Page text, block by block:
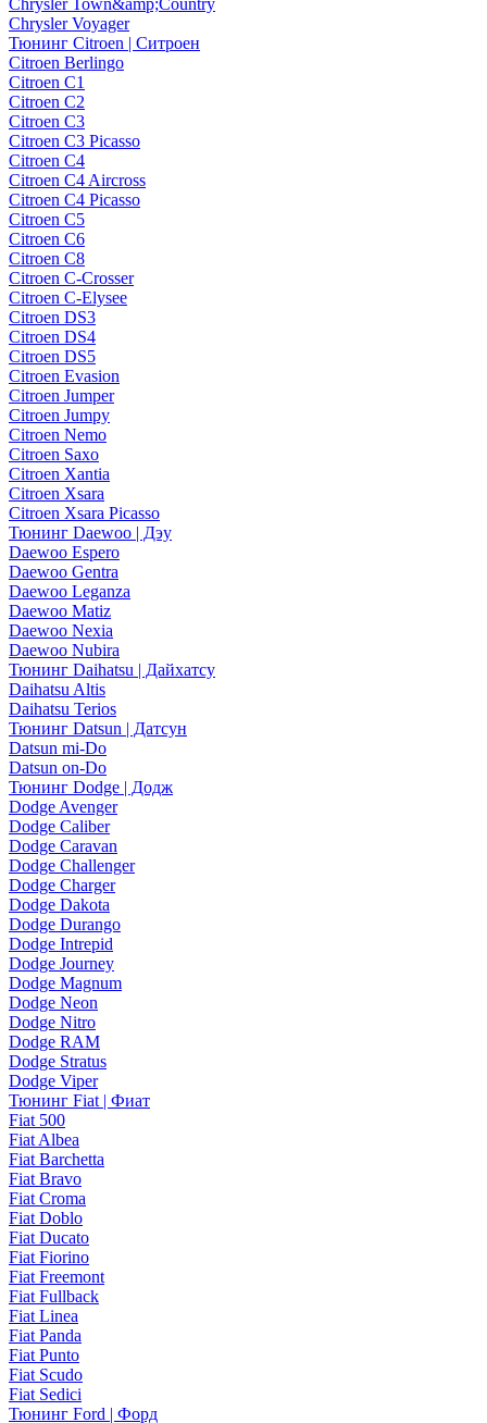
Chrysler Town&amp;Country
Chrysler Voyager
Тюнинг Citroen | Ситроен
Citroen Berlingo
Citroen C1
Citroen C2
Citroen C3
Citroen C3 Picasso
Citroen C4
Citroen C4 Aircross
Citroen C4 Picasso
Citroen C5
Citroen C6
Citroen C8
Citroen C-Crosser
Citroen C-Elysee
Citroen DS3
Citroen DS4
Citroen DS5
Citroen Evasion
Citroen Jumper
Citroen Jumpy
Citroen Nemo
Citroen Saxo
Citroen Xantia
Citroen Xsara
Citroen Xsara Picasso
Тюнинг Daewoo | Дэу
Daewoo Espero
Daewoo Gentra
Daewoo Leganza
Daewoo Matiz
Daewoo Nexia
Daewoo Nubira
Тюнинг Daihatsu | Дайхатсу
Daihatsu Altis
Daihatsu Terios
Тюнинг Datsun | Датсун
Datsun mi-Do
Datsun on-Do
Тюнинг Dodge | Додж
Dodge Avenger
Dodge Caliber
Dodge Caravan
Dodge Challenger
Dodge Charger
Dodge Dakota
Dodge Durango
Dodge Intrepid
Dodge Journey
Dodge Magnum
Dodge Neon
Dodge Nitro
Dodge RAM
Dodge Stratus
Dodge Viper
Тюнинг Fiat | Фиат
Fiat 500
Fiat Albea
Fiat Barchetta
Fiat Bravo
Fiat Croma
Fiat Doblo
Fiat Ducato
Fiat Fiorino
Fiat Freemont
Fiat Fullback
Fiat Linea
Fiat Panda
Fiat Punto
Fiat Scudo
Fiat Sedici
Тюнинг Ford | Форд